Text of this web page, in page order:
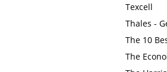
Texcell
Thales -
The 10
The